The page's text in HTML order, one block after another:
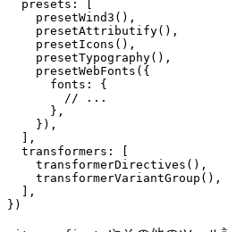
  presets
: [
    presetWind3
(),
    presetAttributify
(),
    presetIcons
(),
    presetTypography
(),
    presetWebFonts
({
      fonts
: {
        // ...
      },
    }),
  ],
  transformers
: [
    transformerDirectives
(),
    transformerVariantGroup
(),
  ],
})